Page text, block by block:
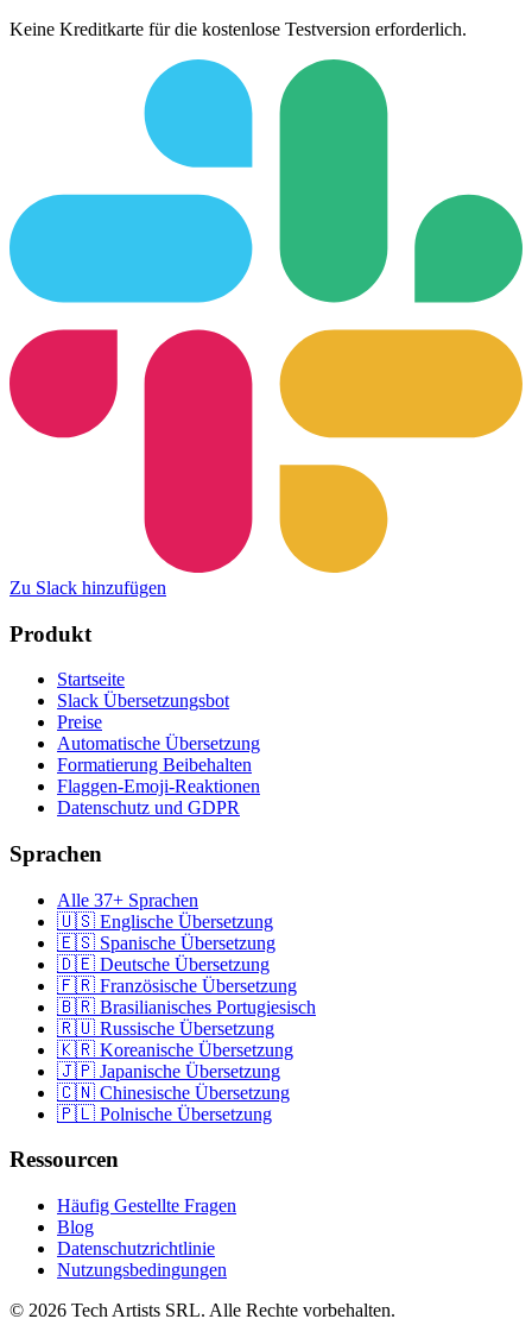
Keine Kreditkarte für die kostenlose Testversion erforderlich.
Zu Slack hinzufügen
Produkt
Startseite
Slack Übersetzungsbot
Preise
Automatische Übersetzung
Formatierung Beibehalten
Flaggen-Emoji-Reaktionen
Datenschutz und GDPR
Sprachen
Alle 37+ Sprachen
🇺🇸 Englische Übersetzung
🇪🇸 Spanische Übersetzung
🇩🇪 Deutsche Übersetzung
🇫🇷 Französische Übersetzung
🇧🇷 Brasilianisches Portugiesisch
🇷🇺 Russische Übersetzung
🇰🇷 Koreanische Übersetzung
🇯🇵 Japanische Übersetzung
🇨🇳 Chinesische Übersetzung
🇵🇱 Polnische Übersetzung
Ressourcen
Häufig Gestellte Fragen
Blog
Datenschutzrichtlinie
Nutzungsbedingungen
© 2026 Tech Artists SRL. Alle Rechte vorbehalten.